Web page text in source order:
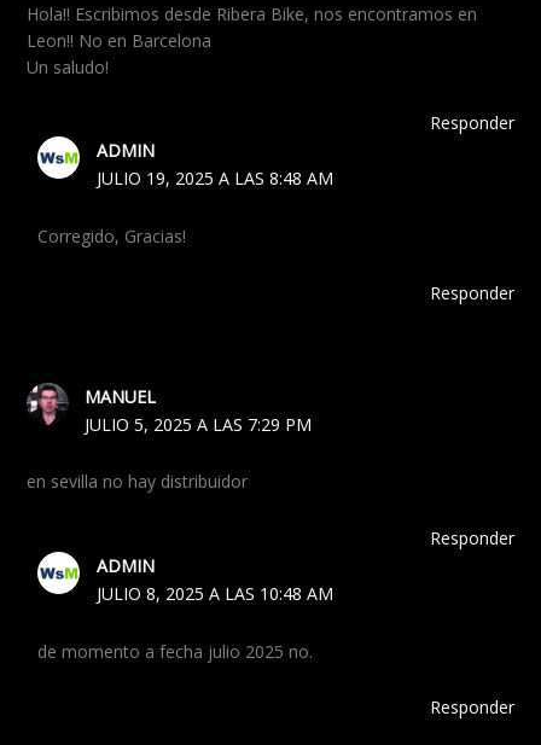
Hola!! Escribimos desde Ribera Bike, nos encontramos en
Leon!! No en Barcelona
Un saludo!
Responder
ADMIN
JULIO 19, 2025 A LAS 8:48 AM
Corregido, Gracias!
Responder
MANUEL
JULIO 5, 2025 A LAS 7:29 PM
en sevilla no hay distribuidor
Responder
ADMIN
JULIO 8, 2025 A LAS 10:48 AM
de momento a fecha julio 2025 no.
Responder